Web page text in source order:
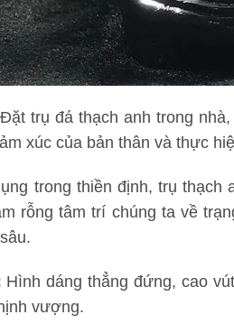
Đặt trụ đá thạch anh trong
xúc của bản thân và thực
trong thiền định, trụ thạch
rỗng tâm trí chúng ta về
Hình dáng thẳng đứng, cao
vượng.